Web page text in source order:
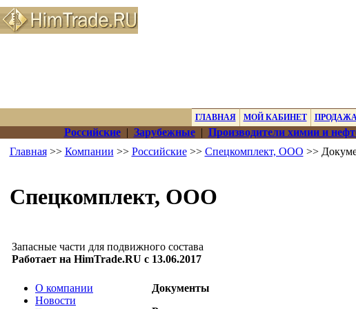
ГЛАВНАЯ МОЙ КАБИНЕТ
Российские| Зарубежные| Производители химии и
Главная>> Компании >> Российские>> Спецкомплект, ООО >>
Спецкомплект, ООО
Запасные части для подвижного состава
Работает на HimTrade.RU с 13.06.2017
О компании
Новости
Документы